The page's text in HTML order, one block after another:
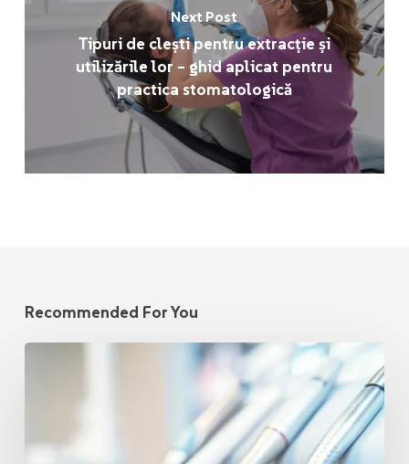
Next Post
Tipuri de clești pentru extracție și
utilizările lor – ghid aplicat pentru
practica stomatologică
Recommended For You